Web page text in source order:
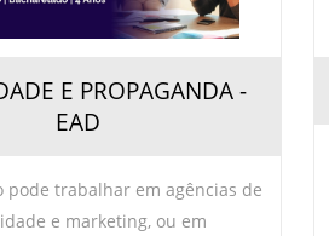
E PROPAGANDA -
EAD
pode trabalhar em agências de
e marketing, ou em